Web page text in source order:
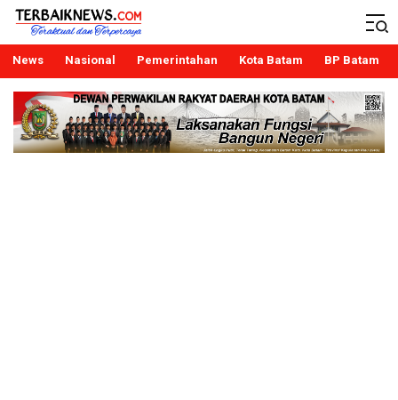
Terbaiknews
Teraktual dan Terpercaya
News Nasional Pemerintahan Kota Batam BP Batam